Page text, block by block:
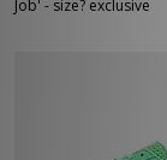
Job' - size? exclusive